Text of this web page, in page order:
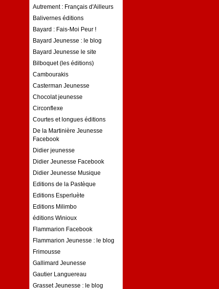
Autrement : Français d'Ailleurs
Balivernes éditions
Bayard : Fais-Moi Peur !
Bayard Jeunesse : le blog
Bayard Jeunesse le site
Bilboquet (les éditions)
Cambourakis
Casterman Jeunesse
Chocolat jeunesse
Circonflexe
Courtes et longues éditions
De la Martinière Jeunesse
Facebook
Didier jeunesse
Didier Jeunesse Facebook
Didier Jeunesse Musique
Editions de la Pastèque
Editions Esperluète
Editions Milimbo
éditions Winioux
Flammarion Facebook
Flammarion Jeunesse : le blog
Frimousse
Gallimard Jeunesse
Gautier Languereau
Grasset Jeunesse : le blog